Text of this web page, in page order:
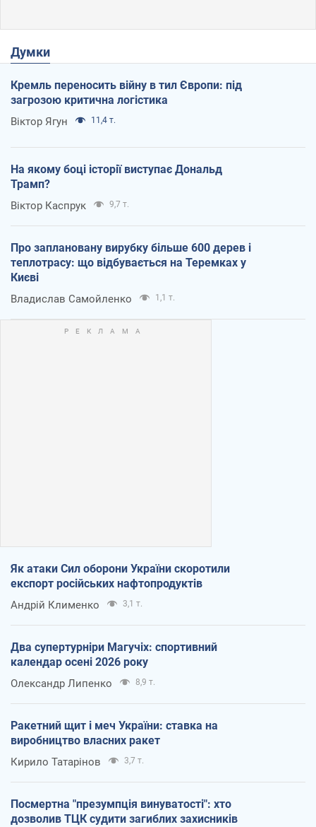
Думки
Кремль переносить війну в тил Європи: під
загрозою критична логістика
Віктор Ягун 11,4 т.
На якому боці історії виступає Дональд
Трамп?
Віктор Каспрук 9,7 т.
Про заплановану вирубку більше 600 дерев і
теплотрасу: що відбувається на Теремках у
Києві
Владислав Самойленко 1,1 т.
Як атаки Сил оборони України скоротили
експорт російських нафтопродуктів
Андрій Клименко 3,1 т.
Два супертурніри Магучіх: спортивний
календар осені 2026 року
Олександр Липенко 8,9 т.
Ракетний щит і меч України: ставка на
виробництво власних ракет
Кирило Татарінов 3,7 т.
Посмертна "презумпція винуватості": хто
дозволив ТЦК судити загиблих захисників